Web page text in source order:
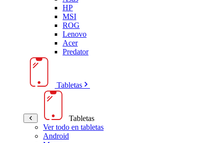
HP
MSI
ROG
Lenovo
Acer
Predator
Tabletas
Tabletas
Ver todo en tabletas
Android